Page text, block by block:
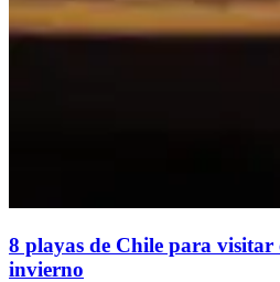
8 playas de Chile para visitar
invierno